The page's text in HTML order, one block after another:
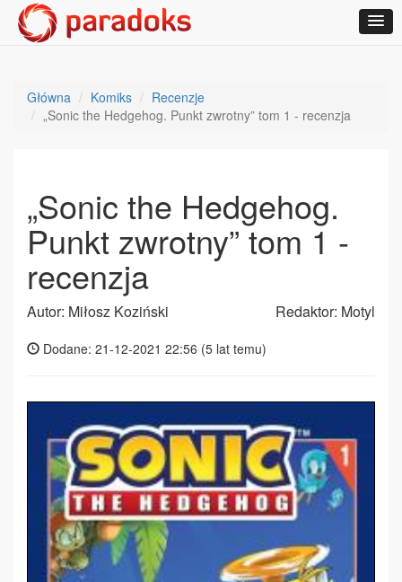
Główna Komiks
Recenzje
„Sonic the Hedgehog. Punkt zwrotny” tom 1 - recenzja
„Sonic the Hedgehog.
Punkt zwrotny” tom 1 -
recenzja
Autor: Miłosz Koziński Redaktor: Motyl
Dodane: 21-12-2021 22:56 (5 lat temu)